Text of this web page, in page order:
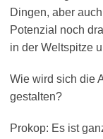
Dingen, aber
Potenzial noch
in der Weltspitze
Wie wird sich die
gestalten?
Prokop: Es ist